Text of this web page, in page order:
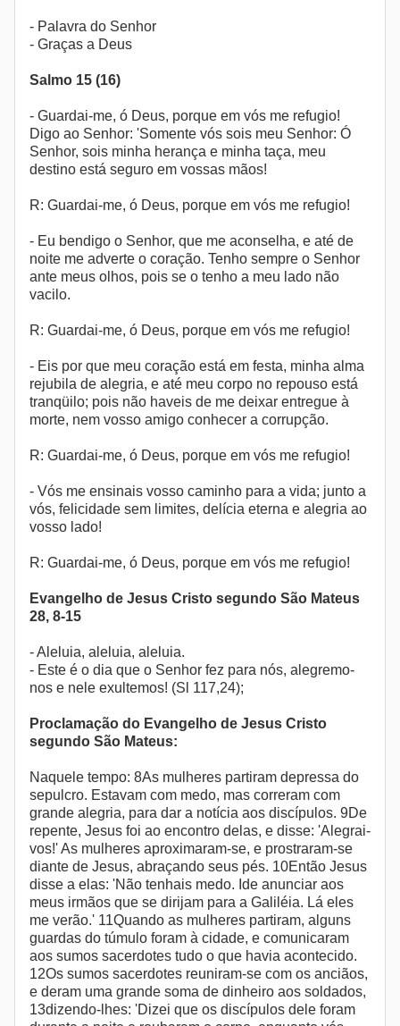
- Palavra do Senhor
- Graças a Deus
Salmo 15 (16)
- Guardai-me, ó Deus, porque em vós me refugio!
Digo ao Senhor: 'Somente vós sois meu Senhor: Ó
Senhor, sois minha herança e minha taça, meu
destino está seguro em vossas mãos!
R: Guardai-me, ó Deus, porque em vós me refugio!
- Eu bendigo o Senhor, que me aconselha, e até de
noite me adverte o coração. Tenho sempre o Senhor
ante meus olhos, pois se o tenho a meu lado não
vacilo.
R: Guardai-me, ó Deus, porque em vós me refugio!
- Eis por que meu coração está em festa, minha alma
rejubila de alegria, e até meu corpo no repouso está
tranqüilo; pois não haveis de me deixar entregue à
morte, nem vosso amigo conhecer a corrupção.
R: Guardai-me, ó Deus, porque em vós me refugio!
- Vós me ensinais vosso caminho para a vida; junto a
vós, felicidade sem limites, delícia eterna e alegria ao
vosso lado!
R: Guardai-me, ó Deus, porque em vós me refugio!
Evangelho de Jesus Cristo segundo São Mateus
28, 8-15
- Aleluia, aleluia, aleluia.
- Este é o dia que o Senhor fez para nós, alegremo-
nos e nele exultemos! (Sl 117,24);
Proclamação do Evangelho de Jesus Cristo
segundo São Mateus:
Naquele tempo: 8As mulheres partiram depressa do
sepulcro. Estavam com medo, mas correram com
grande alegria, para dar a notícia aos discípulos. 9De
repente, Jesus foi ao encontro delas, e disse: 'Alegrai-
vos!' As mulheres aproximaram-se, e prostraram-se
diante de Jesus, abraçando seus pés. 10Então Jesus
disse a elas: 'Não tenhais medo. Ide anunciar aos
meus irmãos que se dirijam para a Galiléia. Lá eles
me verão.' 11Quando as mulheres partiram, alguns
guardas do túmulo foram à cidade, e comunicaram
aos sumos sacerdotes tudo o que havia acontecido.
12Os sumos sacerdotes reuniram-se com os anciãos,
e deram uma grande soma de dinheiro aos soldados,
13dizendo-lhes: 'Dizei que os discípulos dele foram